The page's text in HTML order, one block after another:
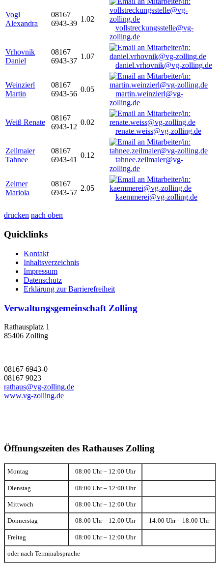
Vogl
Alexandra
08167
6943-39
1.02
vollstreckungsstelle@vg-
zolling.de
Vrhovnik
Daniel
08167
6943-37
1.07
daniel.vrhovnik@vg-zolling.de
Weinzierl
Martin
08167
6943-56
0.05
martin.weinzierl@vg-
zolling.de
Weiß Renate
08167
6943-12
0.02
renate.weiss@vg-zolling.de
Zeilmaier
Tahnee
08167
6943-41
0.12
tahnee.zeilmaier@vg-
zolling.de
Zelmer
Mariola
08167
6943-57
2.05
kaemmerei@vg-zolling.de
drucken nach oben
Quicklinks
Kontakt
Inhaltsverzeichnis
Impressum
Datenschutz
Erklärung zur Barrierefreiheit
Verwaltungsgemeinschaft Zolling
Rathausplatz 1
85406 Zolling
08167 6943-0
08167 9023
rathaus@vg-zolling.de
www.vg-zolling.de
Öffnungszeiten des Rathauses Zolling
Montag 08:00 Uhr – 12:00 Uhr
Dienstag 08:00 Uhr – 12:00 Uhr
Mittwoch 08:00 Uhr – 12:00 Uhr
Donnerstag 08:00 Uhr – 12:00 Uhr 14:00 Uhr – 18:00 Uhr
Freitag 08:00 Uhr – 12:00 Uhr
oder nach Terminabsprache